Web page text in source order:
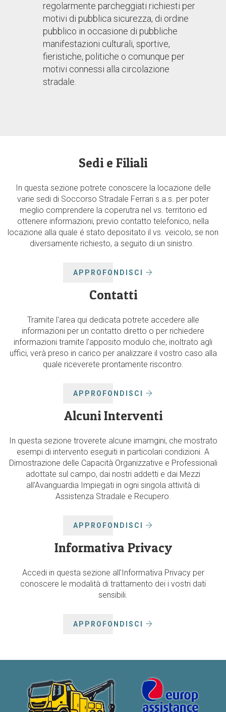
regolarmente parcheggiati richiesti per
motivi di pubblica sicurezza, di ordine
pubblico in occasione di pubbliche
manifestazioni culturali, sportive,
fieristiche, politiche o comunque per
motivi connessi alla circolazione
stradale.
Sedi e Filiali
In questa sezione potrete conoscere la locazione delle
varie sedi di Soccorso Stradale Ferrari s.a.s. per poter
meglio comprendere la coperutra nel vs. territorio ed
ottenere informazioni, previo contatto telefonico, nella
locazione alla quale é stato depositato il vs. veicolo, se non
diversamente richiesto, a seguito di un sinistro.
APPROFONDISCI
Contatti
Tramite l'area qui dedicata potrete accedere alle
informazioni per un contatto diretto o per richiedere
informazioni tramite l'apposito modulo che, inoltrato agli
uffici, verà preso in carico per analizzare il vostro caso alla
quale riceverete prontamente riscontro.
APPROFONDISCI
Alcuni Interventi
In questa sezione troverete alcune imamgini, che mostrato
esempi di intervento eseguiti in particolari condizioni. A
Dimostrazione delle Capacità Organizzative e Professionali
adottate sul campo, dai nostri addetti e dai Mezzi
all'Avanguardia Impiegati in ogni singola attività di
Assistenza Stradale e Recupero.
APPROFONDISCI
Informativa Privacy
Accedi in questa sezione all'Informativa Privacy per
conoscere le modalità di trattamento dei i vostri dati
sensibili.
APPROFONDISCI